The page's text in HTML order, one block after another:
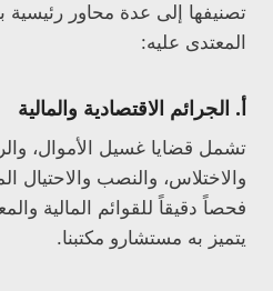
تصنيفها إلى عدة محاور رئيسية
المعتدى عليه:
أ. الجرائم الاقتصادية والمالية
تشمل قضايا غسيل الأموال،
والاختلاس، والنصب والاحتيال
فحصاً دقيقاً للقوائم المالية
يتميز به مستشارو مكتبنا.